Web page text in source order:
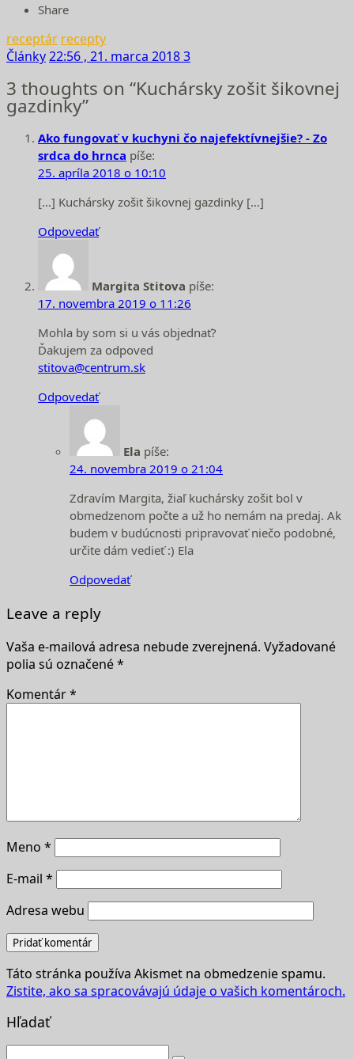
Share
receptár recepty
Články22:56 , 21. marca 20183
3 thoughts on “Kuchársky zošit šikovnej
gazdinky”
Ako fungovať v kuchyni čo najefektívnejšie? - Zo
srdca do hrnca píše:
25. apríla 2018 o 10:10
[…] Kuchársky zošit šikovnej gazdinky […]
Odpovedať
Margita Stitova píše:
17. novembra 2019 o 11:26
Mohla by som si u vás objednať?
Ďakujem za odpoved
stitova@centrum.sk
Odpovedať
Ela píše:
24. novembra 2019 o 21:04
Zdravím Margita, žiaľ kuchársky zošit bol v
obmedzenom počte a už ho nemám na predaj. Ak
budem v budúcnosti pripravovať niečo podobné,
určite dám vedieť :) Ela
Odpovedať
Leave a reply
Vaša e-mailová adresa nebude zverejnená. Vyžadované
polia sú označené*
Komentár*
Meno *
E-mail *
Adresa webu
Táto stránka používa Akismet na obmedzenie spamu.
Zistite, ako sa spracovávajú údaje o vašich komentároch.
Hľadať